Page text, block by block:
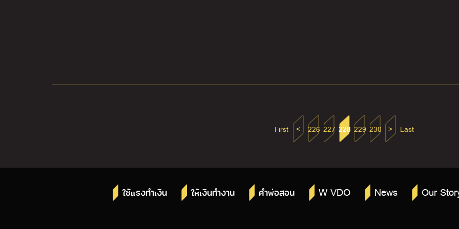
First < 226 227 228 229 230 > Last
ใช้แรงทำเงิน ให้เงินทำงาน คำพ่อสอน W VDO News Our